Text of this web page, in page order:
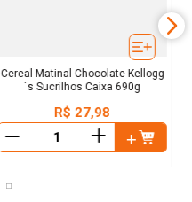
Cereal Matinal Chocolate Kellogg
´s Sucrilhos Caixa 690g
R$ 27,98
＋